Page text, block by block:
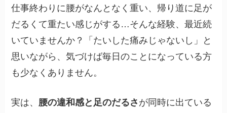
仕事終わりに腰がなんとなく重い、帰り道に足が
だるくて重たい感じがする…そんな経験、最近続
いていませんか？「たいした痛みじゃないし」と
思いながら、気づけば毎日のことになっている方
も少なくありません。
実は、 腰の違和感と足のだるさ が同時に出ている